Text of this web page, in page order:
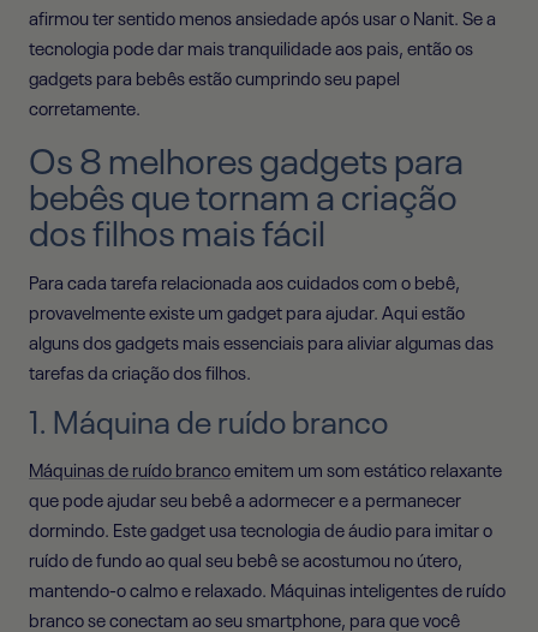
afirmou ter sentido menos ansiedade após usar o Nanit. Se a
tecnologia pode dar mais tranquilidade aos pais, então os
gadgets para bebês estão cumprindo seu papel
corretamente.
Os 8 melhores gadgets para
bebês que tornam a criação
dos filhos mais fácil
Para cada tarefa relacionada aos cuidados com o bebê,
provavelmente existe um gadget para ajudar. Aqui estão
alguns dos gadgets mais essenciais para aliviar algumas das
tarefas da criação dos filhos.
1. Máquina de ruído branco
Máquinas de ruído brancoemitem um som estático relaxante
que pode ajudar seu bebê a adormecer e a permanecer
dormindo. Este gadget usa tecnologia de áudio para imitar o
ruído de fundo ao qual seu bebê se acostumou no útero,
mantendo-o calmo e relaxado. Máquinas inteligentes de ruído
branco se conectam ao seu smartphone, para que você